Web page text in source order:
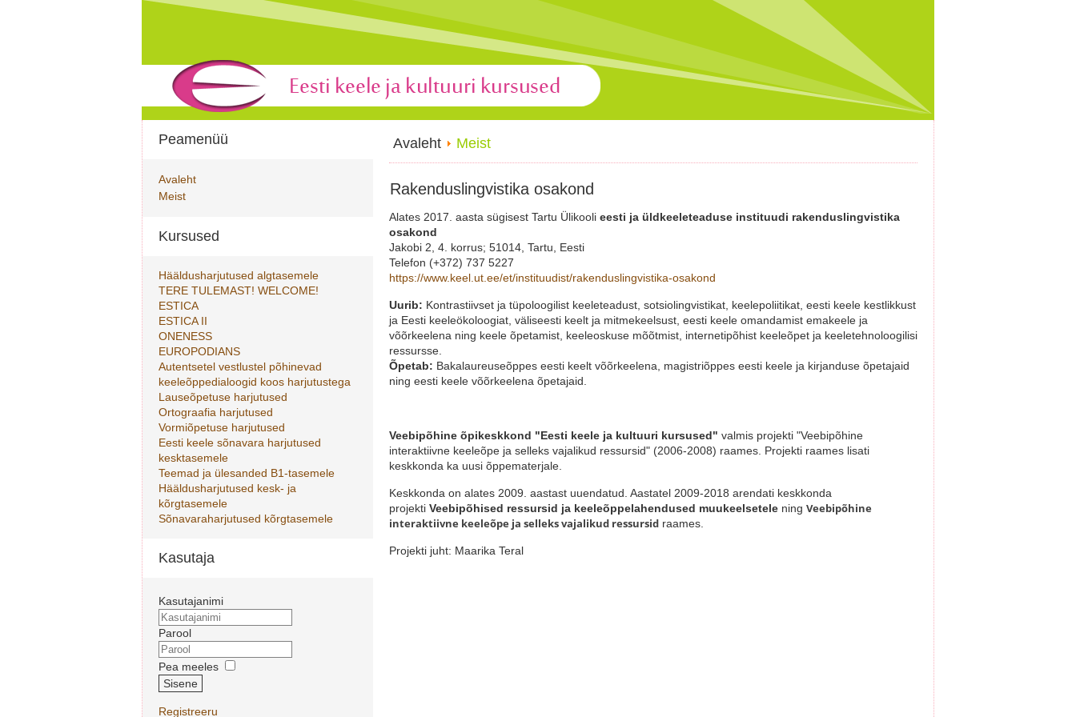
Peamenüü
Avaleht
Meist
Kursused
Hääldusharjutused algtasemele
TERE TULEMAST! WELCOME!
ESTICA
ESTICA II
ONENESS
EUROPODIANS
Autentsetel vestlustel põhinevad
keeleõppedialoogid koos harjutustega
Lauseõpetuse harjutused
Ortograafia harjutused
Vormiõpetuse harjutused
Eesti keele sõnavara harjutused
kesktasemele
Teemad ja ülesanded B1-tasemele
Hääldusharjutused kesk- ja
kõrgtasemele
Sõnavaraharjutused kõrgtasemele
Kasutaja
Kasutajanimi
Parool
Pea meeles
Sisene
Registreeru
Avaleht Meist
Rakenduslingvistika osakond
Alates 2017. aasta sügisest Tartu Ülikooli eesti ja üldkeeleteaduse instituudi rakenduslingvistika
osakond
Jakobi 2, 4. korrus; 51014, Tartu, Eesti
Telefon (+372) 737 5227
https://www.keel.ut.ee/et/instituudist/rakenduslingvistika-osakond
Uurib: Kontrastiivset ja tüpoloogilist keeleteadust, sotsiolingvistikat, keelepoliitikat, eesti keele kestlikkust
ja Eesti keeleökoloogiat, väliseesti keelt ja mitmekeelsust, eesti keele omandamist emakeele ja
võõrkeelena ning keele õpetamist, keeleoskuse mõõtmist, internetipõhist keeleõpet ja keeletehnoloogilisi
ressursse.
Õpetab: Bakalaureuseõppes eesti keelt võõrkeelena, magistriõppes eesti keele ja kirjanduse õpetajaid
ning eesti keele võõrkeelena õpetajaid.
Veebipõhine õpikeskkond "Eesti keele ja kultuuri kursused" valmis projekti "Veebipõhine
interaktiivne keeleõpe ja selleks vajalikud ressursid" (2006-2008) raames. Projekti raames lisati
keskkonda ka uusi õppematerjale.
Keskkonda on alates 2009. aastast uuendatud. Aastatel 2009-2018 arendati keskkonda
projekti Veebipõhised ressursid ja keeleõppelahendused muukeelsetele ning Veebipõhine
interaktiivne keeleõpe ja selleks vajalikud ressursid raames.
Projekti juht: Maarika Teral